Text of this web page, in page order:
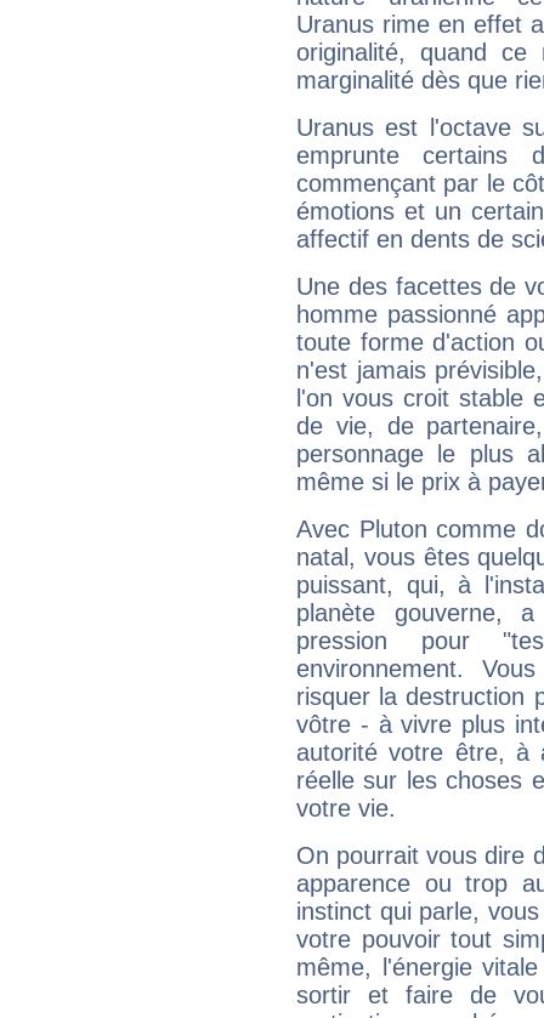
Uranus rime en effet
originalité, quand ce
marginalité dès que
Uranus est l'octave
emprunte
commençant par le
émotions et un
affectif en dents de
Une des facettes de
homme passionné
toute forme d'action
n'est jamais
l'on vous croit stable
de vie, de
personnage le plus
même si le prix à
Avec Pluton comme
natal, vous êtes
puissant, qui, à
planète gouverne,
pression pour
environnement.
risquer la destruction
vôtre - à vivre plus
autorité votre être, à
réelle sur les choses
votre vie.
On pourrait vous dire
apparence ou trop
instinct qui parle,
votre pouvoir tout
même, l'énergie
sortir et faire de